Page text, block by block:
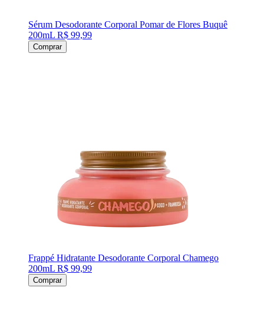
Sérum Desodorante Corporal Pomar de Flores Buquê
200mL R$ 99,99
Comprar
Frappé Hidratante Desodorante Corporal Chamego
200mL R$ 99,99
Comprar